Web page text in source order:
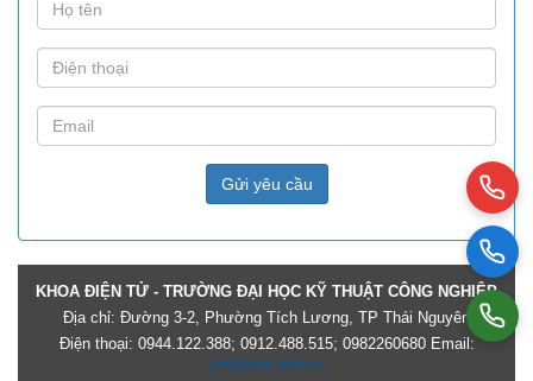
Gửi yêu cầu
KHOA ĐIỆN TỬ - TRƯỜNG ĐẠI HỌC KỸ THUẬT CÔNG NGHIỆP
Địa chỉ: Đường 3-2, Phường Tích Lương, TP Thái Nguyên
Điện thoại: 0944.122.388; 0912.488.515; 0982260680 Email:
fee@tnut.edu.vn